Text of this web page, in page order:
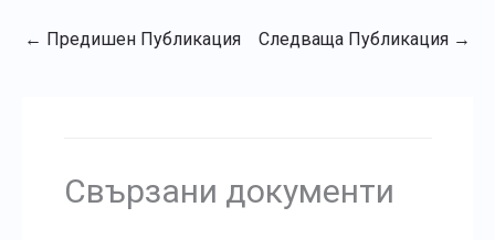
← Предишен Публикация Следваща Публикация →
Свързани документи